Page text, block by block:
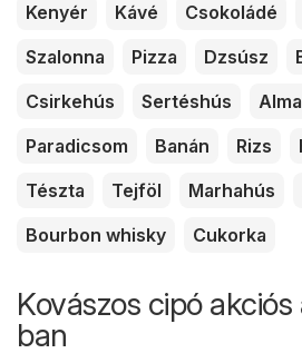
Kenyér
Kávé Csokoládé
Szalonna
Pizza Dzsúsz
Csirkehús
Sertéshús Alma
Paradicsom
Banán Rizs
Tészta
Tejföl Marhahús
Bourbon whisky
Cukorka
Kovászos cipó
ban